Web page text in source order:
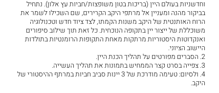
וחדשניות בעולם היין (בריכות בטון משופצות/חביות עץ אלון). נתחיל
בביקור מהנה ומעניין אל מרתפי היקב הקרירים, שם השכילו לשמר את
הרוח האותנטית של היקב משנות הקמתו, לצד ציוד חדש וטכנולוגיה
משוכללת של ייצור יין בתקופה הנוכחית. כל זאת תוך שילוב סיפורים
ואנקדוטות היסטוריות מרתקות מאחת התקופות הרומנטיות בתולדות
היישוב הציוני.
2. הסברים מפורטים על תהליך הכנת היין.
3. צפייה בסרט קצר הממחיש בתמונות את תהליך העשייה.
4. ולסיום: טעימה מודרכת של 3 יינות סביב חביות במרתף ההיסטורי של
היקב.